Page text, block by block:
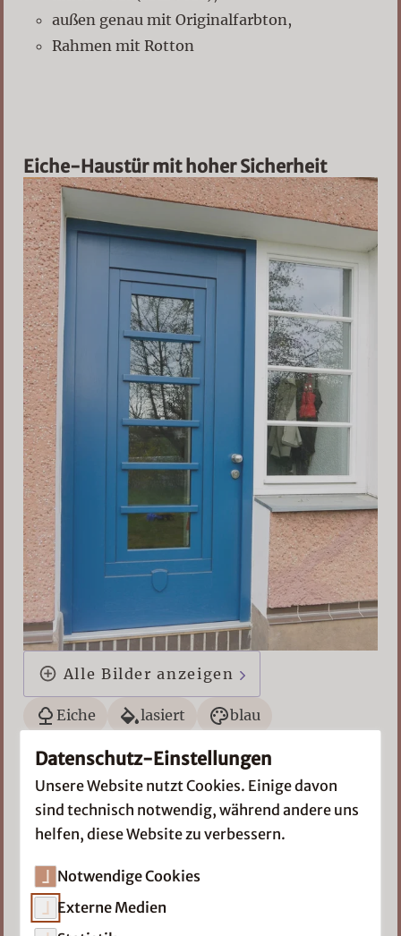
außen genau mit Originalfarbton,
Rahmen mit Rotton
Eiche-Haustür mit hoher Sicherheit
Alle Bilder anzeigen
Eiche lasiert blau
20er Jahre
Aufgesetztes Zierteil unterhalb der Verglasung
Konstruktion mit verbreiterten
Massivholzkanteln
Extra hohe Sicherheit:
Verglasung: VSG (Verbundsicherheitsglas)
8mm
Datenschutz-Einstellungen
Unsere Website nutzt Cookies. Einige davon
sind technisch notwendig, während andere uns
helfen, diese Website zu verbessern.
Notwendige Cookies
Externe Medien